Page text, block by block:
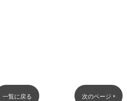
一覧に戻る 次のページ >